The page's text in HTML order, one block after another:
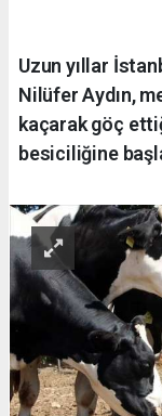
Uzun yıllar
Nilüfer Aydın,
kaçarak göç
besiciliğine